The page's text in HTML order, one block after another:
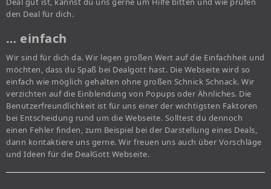
den Deal für dich.
… einfach
Wir sind für dich da. Wir legen großen Wert auf die Einfachheit und
möchten, dass du Spaß bei Dealgott hast. Die Webseite wird so
einfach wie möglich gehalten ohne großen Schnick Schnack. Wir
verzichten auf die Einblendung von Popups oder Ähnliches. Die
Benutzerfreundlichkeit ist für uns einer der wichtigsten Faktoren
bei Entscheidung rund um die Webseite. Solltest du dennoch
einen Fehler finden, zum Beispiel bei der Darstellung eines Deals,
dann kontaktiere uns gerne. Wir freuen uns auch über Vorschläge
und Ideen für die DealGott Webseite.